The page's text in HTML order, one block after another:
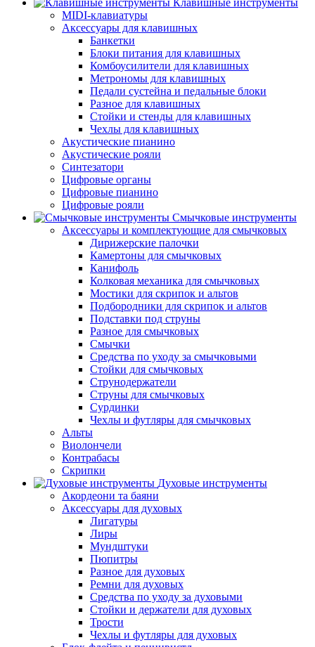
Клавишные инструменты
MIDI-клавиатуры
Аксессуары для клавишных
Банкетки
Блоки питания для клавишных
Комбоусилители для клавишных
Метрономы для клавишных
Педали сустейна и педальные блоки
Разное для клавишных
Стойки и стенды для клавишных
Чехлы для клавишных
Акустические пианино
Акустические рояли
Синтезатори
Цифровые органы
Цифровые пианино
Цифровые рояли
Смычковые инструменты
Аксессуары и комплектующие для смычковых
Дирижерские палочки
Камертоны для смычковых
Канифоль
Колковая механика для смычковых
Мостики для скрипок и альтов
Подбородники для скрипок и альтов
Подставки под струны
Разное для смычковых
Смычки
Средства по уходу за смычковыми
Стойки для смычковых
Струнодержатели
Струны для смычковых
Сурдинки
Чехлы и футляры для смычковых
Альты
Виолончели
Контрабасы
Скрипки
Духовые инструменты
Акордеони та баяни
Аксессуары для духовых
Лигатуры
Лиры
Мундштуки
Пюпитры
Разное для духовых
Ремни для духовых
Средства по уходу за духовыми
Стойки и держатели для духовых
Трости
Чехлы и футляры для духовых